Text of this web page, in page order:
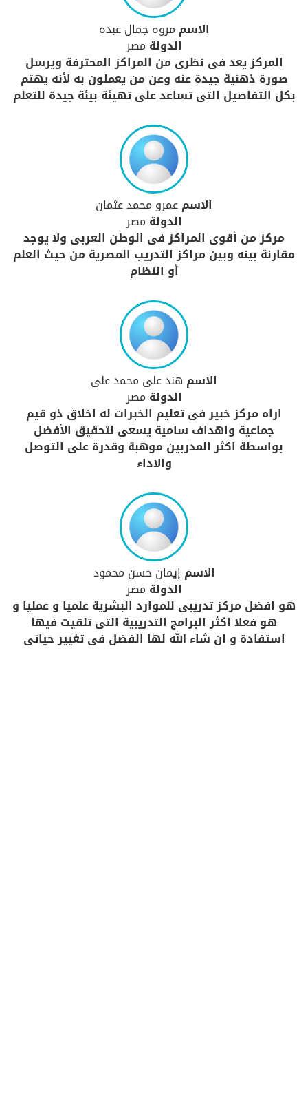
الاسم مروه جمال عبده
الدولة مصر
المركز يعد فى نظرى من المراكز المحترفة ويرسل
صورة ذهنية جيدة عنه وعن من يعملون به لأنه يهتم
بكل التفاصيل التى تساعد على تهيئة بيئة جيدة للتعلم
الاسمعمرو محمد عثمان
الدولة مصر
مركز من أقوى المراكز فى الوطن العربى ولا يوجد
مقارنة بينه وبين مراكز التدريب المصرية من حيث العلم
أو النظام
الاسم هند على محمد على
الدولة مصر
اراه مركز خبير فى تعليم الخبرات له اخلاق ذو قيم
جماعية واهداف سامية يسعى لتحقيق الأفضل
بواسطة اكثر المدربين موهبة وقدرة على التوصل
والاداء
الاسم إيمان حسن محمود
الدولة مصر
هو افضل مركز تدريبى للموارد البشرية علميا و عمليا و
هو فعلا اكثر البرامج التدريبية التى تلقيت فيها
استفادة و ان شاء الله لها الفضل فى تغيير حياتى